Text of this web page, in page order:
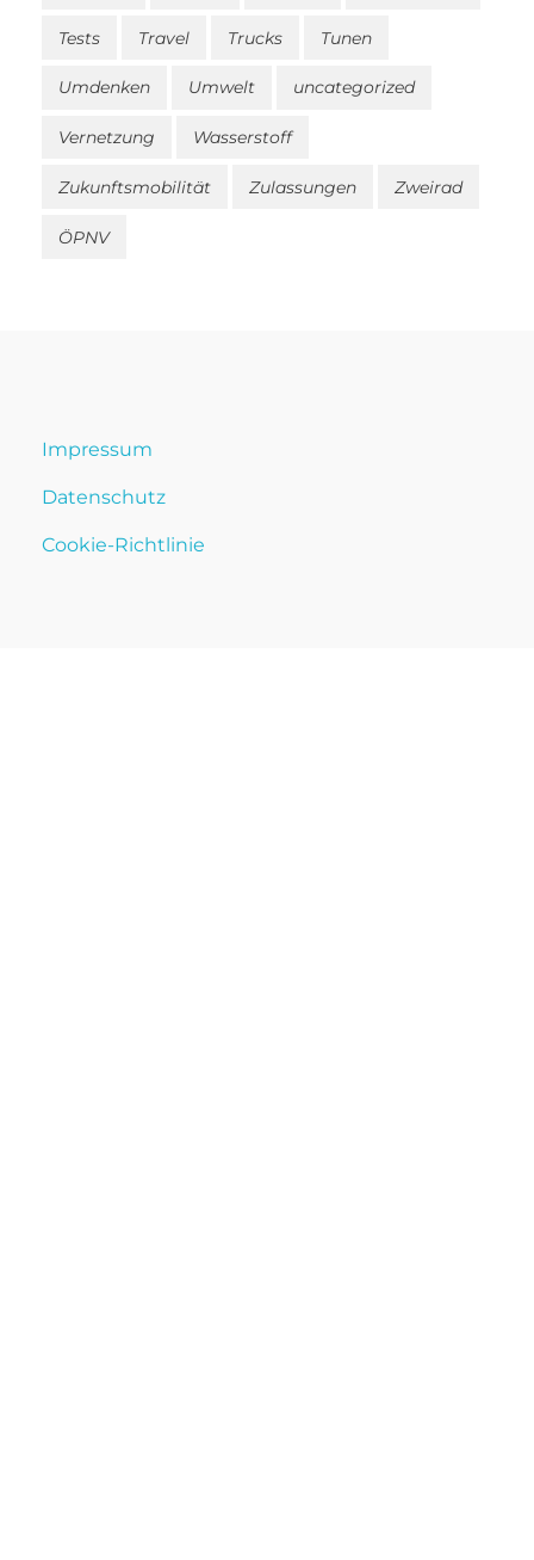
Tests Travel Trucks Tunen
Umdenken Umwelt uncategorized
Vernetzung Wasserstoff
Zukunftsmobilität Zulassungen Zweirad
ÖPNV
Impressum
Datenschutz
Cookie-Richtlinie